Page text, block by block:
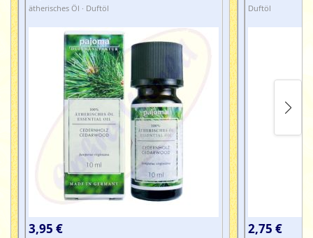
ätherisches Öl · Duftöl
3,95 €
Duftöl
2,75 €